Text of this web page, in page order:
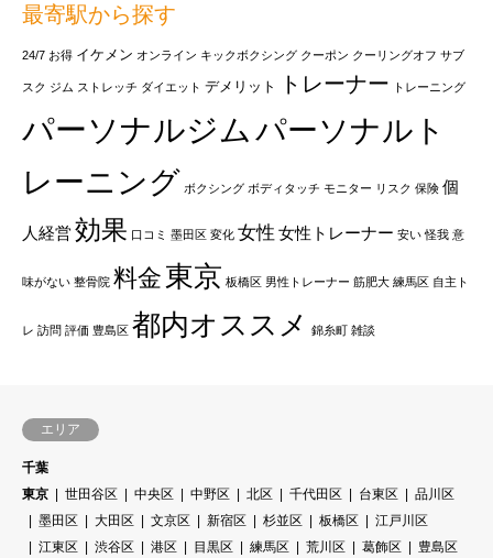
最寄駅から探す
24/7 お得 イケメン オンライン キックボクシング クーポン クーリングオフ サブ
スク ジム ストレッチ ダイエット デメリット トレーナー トレーニング
パーソナルジム パーソナルト
レーニング ボクシング ボディタッチ モニター リスク 保険 個
人経営効果 口コミ 墨田区 変化 女性 女性トレーナー 安い 怪我 意
味がない 整骨院 料金 東京 板橋区 男性トレーナー 筋肥大 練馬区 自主ト
レ 訪問 評価 豊島区 都内オススメ 錦糸町 雑談
エリア
千葉
東京
世田谷区 中央区 中野区 北区 千代田区 台東区
品川区
墨田区
大田区 文京区 新宿区 杉並区 板橋区
江戸川区
江東区
渋谷区 港区 目黒区 練馬区 荒川区 葛飾区 豊島区